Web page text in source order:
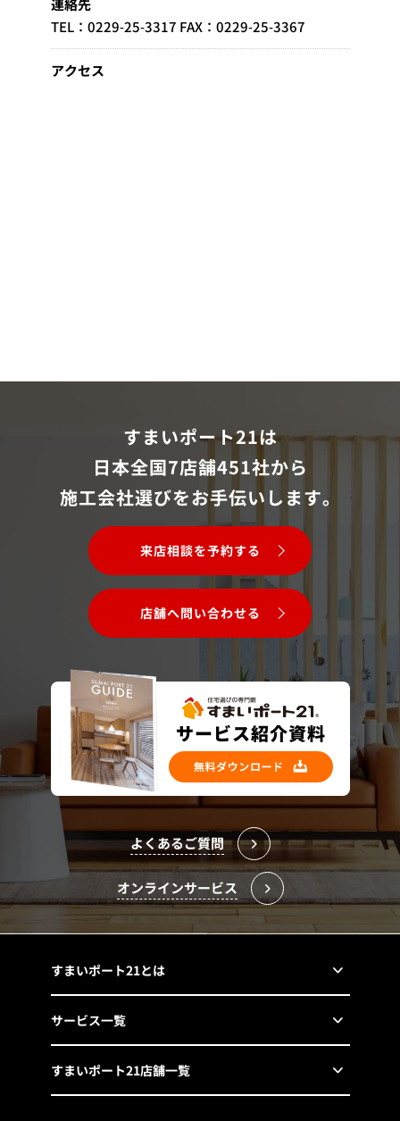
連絡先
TEL：0229-25-3317 FAX：0229-25-3367
アクセス
すまいポート21は
日本全国7店舗451社から
施工会社選びをお手伝いします。
来店相談を予約する
店舗へ問い合わせる
よくあるご質問
オンラインサービス
すまいポート21とは
サービス一覧
すまいポート21店舗一覧